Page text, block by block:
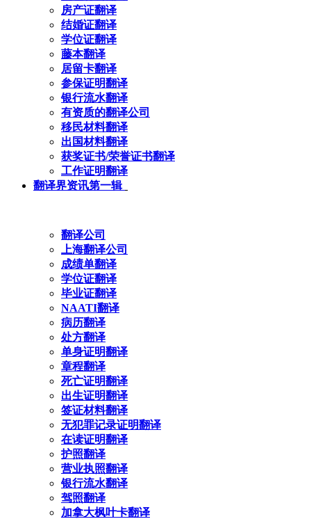
房产证翻译
结婚证翻译
学位证翻译
藤本翻译
居留卡翻译
参保证明翻译
银行流水翻译
有资质的翻译公司
移民材料翻译
出国材料翻译
获奖证书/荣誉证书翻译
工作证明翻译
翻译界资讯第一辑
翻译公司
上海翻译公司
成绩单翻译
学位证翻译
毕业证翻译
NAATI翻译
病历翻译
处方翻译
单身证明翻译
章程翻译
死亡证明翻译
出生证明翻译
签证材料翻译
无犯罪记录证明翻译
在读证明翻译
护照翻译
营业执照翻译
银行流水翻译
驾照翻译
加拿大枫叶卡翻译